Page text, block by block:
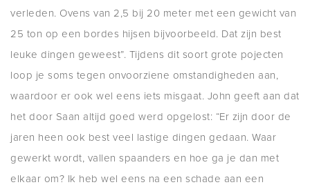
verleden. Ovens van 2,5 bij 20 meter met een gewicht van
25 ton op een bordes hijsen bijvoorbeeld. Dat zijn best
leuke dingen geweest”. Tijdens dit soort grote pojecten
loop je soms tegen onvoorziene omstandigheden aan,
waardoor er ook wel eens iets misgaat. John geeft aan dat
het door Saan altijd goed werd opgelost: “Er zijn door de
jaren heen ook best veel lastige dingen gedaan. Waar
gewerkt wordt, vallen spaanders en hoe ga je dan met
elkaar om? Ik heb wel eens na een schade aan een